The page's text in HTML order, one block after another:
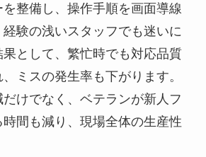
整備し、操作手順を画面導線
験の浅いスタッフでも迷いに
果として、繁忙時でも対応品質
ミスの発生率も下がります。
けでなく、ベテランが新人フ
間も減り、現場全体の生産性